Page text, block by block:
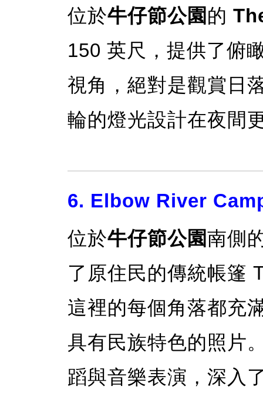
位於牛仔節公園 的
150 英尺，提供了俯
視角，絕對是觀賞日
輪的燈光設計在夜間
6. Elbow River
位於牛仔節公園南側
了原住民的傳統帳篷
這裡的每個角落都充
具有民族特色的照片
蹈與音樂表演，深入